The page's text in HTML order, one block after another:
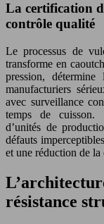
La certification
contrôle qualité
Le processus de
transforme en
pression,
manufacturiers
avec surveillance
temps de cuisson.
d’unités de
défauts
et une réduction de la
résistance